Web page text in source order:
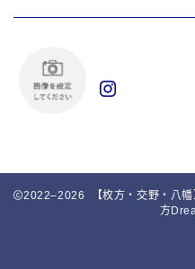
2022–2026 【枚方・交野・八
方